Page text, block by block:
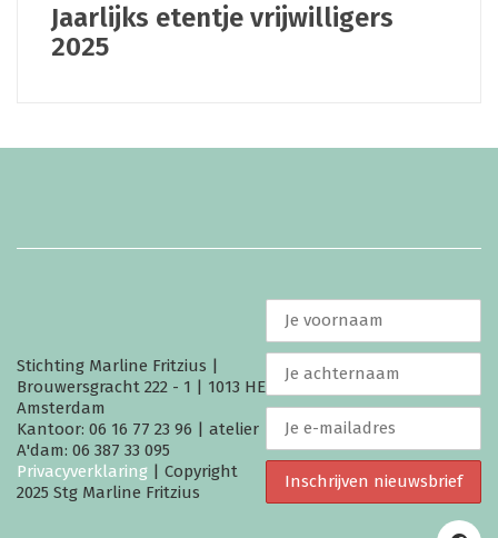
Jaarlijks etentje vrijwilligers
2025
Stichting Marline Fritzius |
Brouwersgracht 222 - 1 | 1013 HE
Amsterdam
Kantoor: 06 16 77 23 96 | atelier
A'dam: 06 387 33 095
Privacyverklaring | Copyright
2025 Stg Marline Fritzius